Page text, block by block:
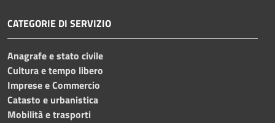
CATEGORIE DI SERVIZIO
Anagrafe e stato civile
Cultura e tempo libero
Imprese e Commercio
Catasto e urbanistica
Mobilità e trasporti